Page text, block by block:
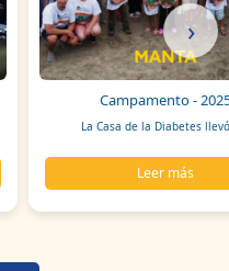
Campamento -
La Casa de la Diabetes
Leer más
›